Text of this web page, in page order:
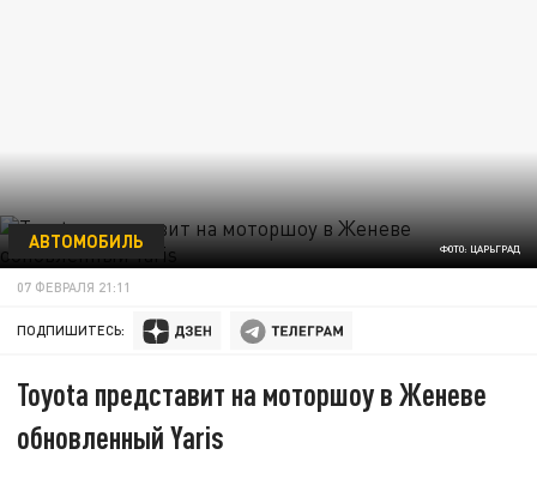
ФОТО: ЦАРЬГРАД
АВТОМОБИЛЬ
07 ФЕВРАЛЯ 21:11
ПОДПИШИТЕСЬ:
Toyota представит на моторшоу в Женеве
обновленный Yaris